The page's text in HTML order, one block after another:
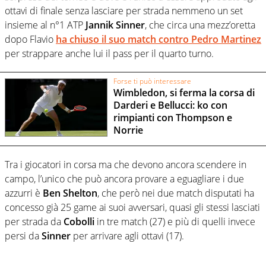
ottavi di finale senza lasciare per strada nemmeno un set
insieme al n°1 ATP Jannik Sinner, che circa una mezz’oretta
dopo Flavio ha chiuso il suo match contro Pedro Martinez
per strappare anche lui il pass per il quarto turno.
Forse ti può interessare
Wimbledon, si ferma la corsa di
Darderi e Bellucci: ko con
rimpianti con Thompson e
Norrie
Tra i giocatori in corsa ma che devono ancora scendere in
campo, l’unico che può ancora provare a eguagliare i due
azzurri è Ben Shelton, che però nei due match disputati ha
concesso già 25 game ai suoi avversari, quasi gli stessi lasciati
per strada da Cobolli in tre match (27) e più di quelli invece
persi daSinner per arrivare agli ottavi (17).